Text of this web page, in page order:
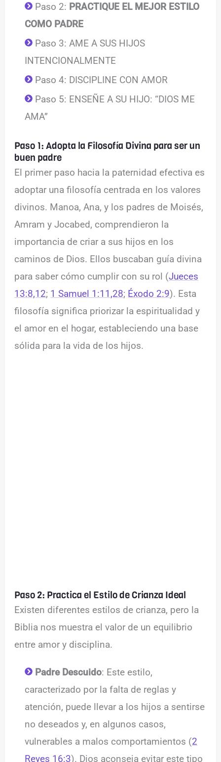
Paso 2: PRACTIQUE EL MEJOR ESTILO
COMO PADRE
Paso 3: AME A SUS HIJOS
INTENCIONALMENTE
Paso 4: DISCIPLINE CON AMOR
Paso 5: ENSEÑE A SU HIJO: “DIOS ME
AMA”
Paso 1: Adopta la Filosofía Divina para ser un
buen padre
El primer paso hacia la paternidad efectiva es
adoptar una filosofía centrada en los valores
divinos. Manoa, Ana, y los padres de Moisés,
Amram y Jocabed, comprendieron la
importancia de criar a sus hijos en los
caminos de Dios. Ellos buscaban guía divina
para saber cómo cumplir con su rol (Jueces
13:8,12; 1 Samuel 1:11,28; Éxodo 2:9). Esta
filosofía significa priorizar la espiritualidad y
el amor en el hogar, estableciendo una base
sólida para la vida de los hijos.
Paso 2: Practica el Estilo de Crianza Ideal
Existen diferentes estilos de crianza, pero la
Biblia nos muestra el valor de un equilibrio
entre amor y disciplina.
Padre Descuido: Este estilo,
caracterizado por la falta de reglas y
atención, puede llevar a los hijos a sentirse
no deseados y, en algunos casos,
vulnerables a malos comportamientos (2
Reyes 16:3). Dios aconseja evitar este tipo